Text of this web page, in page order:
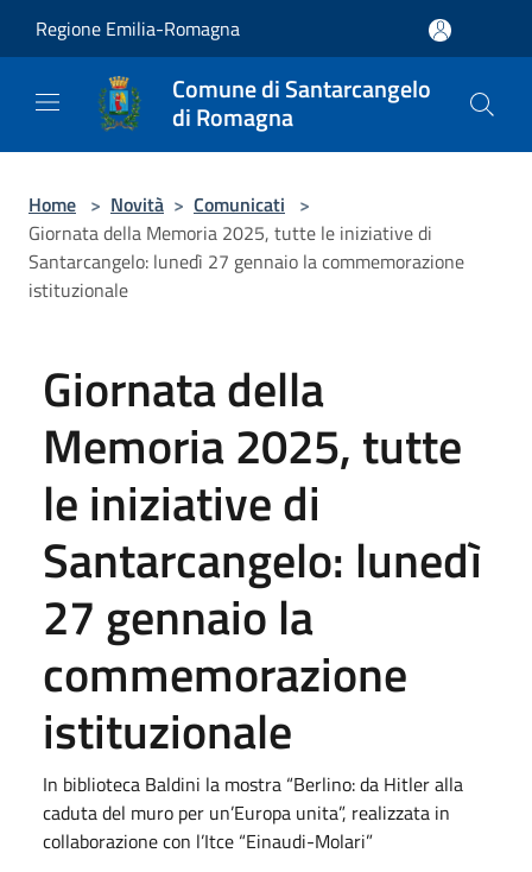
Regione Emilia-Romagna
Comune di Santarcangelo
di Romagna
Home > Novità > Comunicati >
Giornata della Memoria 2025, tutte le iniziative di
Santarcangelo: lunedì 27 gennaio la commemorazione
istituzionale
Giornata della
Memoria 2025, tutte
le iniziative di
Santarcangelo: lunedì
27 gennaio la
commemorazione
istituzionale
In biblioteca Baldini la mostra “Berlino: da Hitler alla
caduta del muro per un’Europa unita”, realizzata in
collaborazione con l’Itce “Einaudi-Molari”